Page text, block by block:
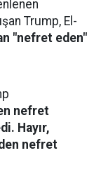
Trump, El-
"nefret eden"
nefret
Hayır,
nefret